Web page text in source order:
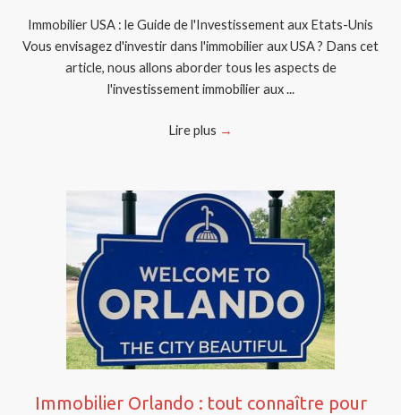
Immobilier USA : le Guide de l'Investissement aux Etats-Unis
Vous envisagez d'investir dans l'immobilier aux USA ? Dans cet
article, nous allons aborder tous les aspects de
l'investissement immobilier aux ...
Lire plus →
Immobilier Orlando : tout connaître pour